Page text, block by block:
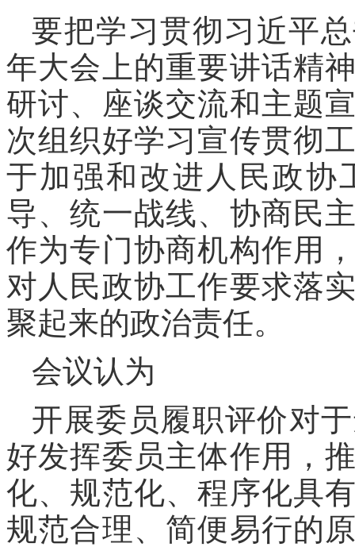
要把学习贯彻习近平
年大会上的重要讲话精
研讨、座谈交流和主题
次组织好学习宣传贯彻
于加强和改进人民政协
导、统一战线、协商民
作为专门协商机构作用
对人民政协工作要求落
聚起来的政治责任。
会议认为
开展委员履职评价对
好发挥委员主体作用，
化、规范化、程序化具
规范合理、简便易行的